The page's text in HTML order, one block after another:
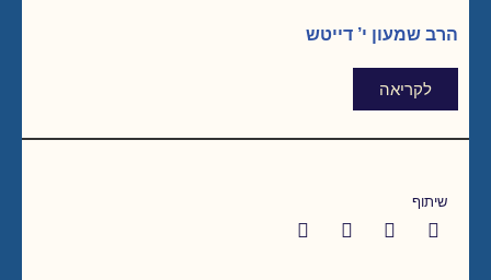
הרב שמעון י’ דייטש
לקריאה
שיתוף